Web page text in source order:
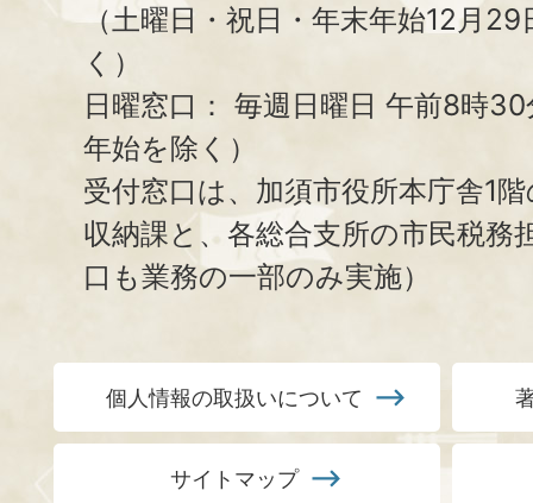
（土曜日・祝日・年末年始12月
く）
日曜窓口： 毎週日曜日 午前8時
年始を除く）
受付窓口は、加須市役所本庁舎1
収納課と、 各総合支所の市民税務
口も業務の一部のみ実施）
個人情報の取扱いについて
サイトマップ